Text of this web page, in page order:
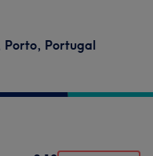
Porto, Portugal